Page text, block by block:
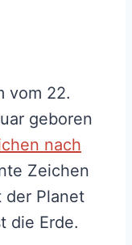
vom 22.
geboren
nach
Zeichen
der Planet
die Erde.